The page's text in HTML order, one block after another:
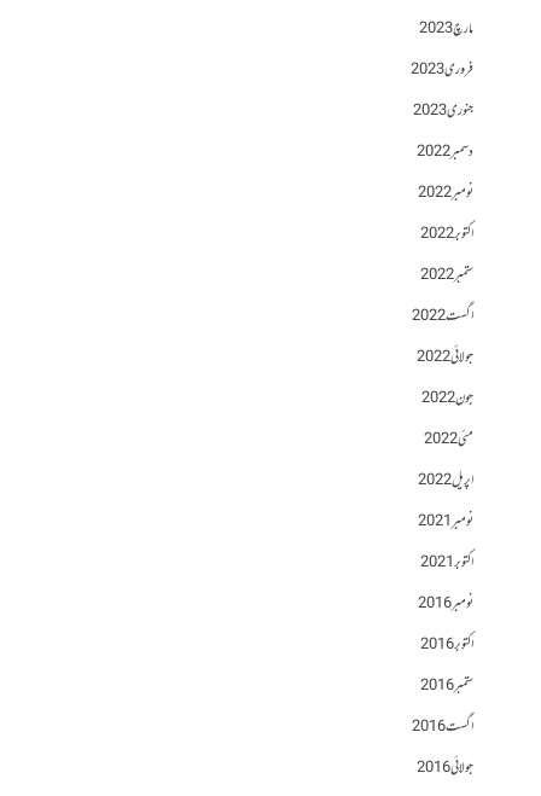
مارچ 2023
فروری 2023
جنوری 2023
دسمبر 2022
نومبر 2022
اکتوبر 2022
ستمبر 2022
اگست 2022
جولائی 2022
جون 2022
مئی 2022
اپریل 2022
نومبر 2021
اکتوبر 2021
نومبر 2016
اکتوبر 2016
ستمبر 2016
اگست 2016
جولائی 2016